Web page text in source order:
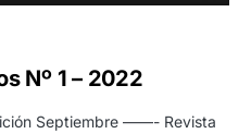
Nº 1 – 2022
Septiembre ——- Revista